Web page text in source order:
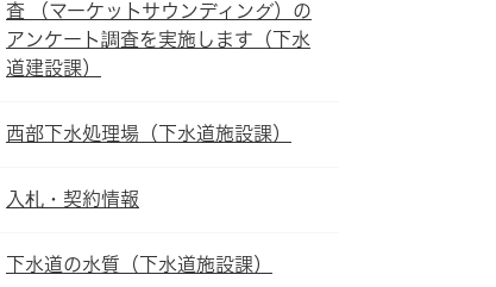
査 （マーケットサウンディング）の
アンケート調査を実施します（下水
道建設課）
西部下水処理場（下水道施設課）
入札・契約情報
下水道の水質（下水道施設課）